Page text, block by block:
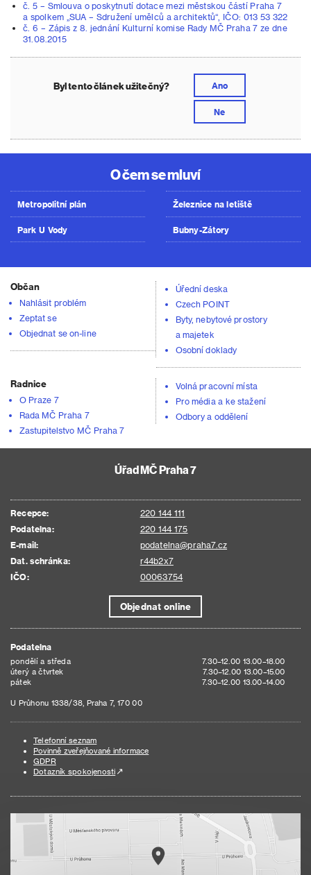
č. 5 – Smlouva o poskytnutí dotace mezi městskou částí Praha 7
a spolkem „SUA – Sdružení umělců a architektů“, IČO: 013 53 322
č. 6 – Zápis z 8. jednání Kulturní komise Rady MČ Praha 7 ze dne
31.08.2015
Byl tento článek užitečný? Ano
Ne
O čem se mluví
Metropolitní plán
Park U Vody
Železnice na letiště
Bubny-Zátory
Občan
Nahlásit problém
Zeptat se
Objednat se on-line
Úřední deska
Czech POINT
Byty, nebytové prostory
a majetek
Osobní doklady
Radnice
O Praze 7
Rada MČ Praha 7
Zastupitelstvo MČ Praha 7
Volná pracovní místa
Pro média a ke stažení
Odbory a oddělení
Úřad MČ Praha 7
Recepce:
220 144 111
Podatelna:
220 144 175
E-mail:
podatelna@praha7.cz
Dat. schránka:
r44b2x7
IČO:
00063754
Objednat online
Podatelna
pondělí a středa
7.30–12.00 13.00–18.00
úterý a čtvrtek
7.30–12.00 13.00–15.00
pátek
7.30–12.00 13.00–14.00
U Průhonu 1338/38, Praha 7, 170 00
Telefonní seznam
Povinně zveřejňované informace
GDPR
Dotazník spokojenosti